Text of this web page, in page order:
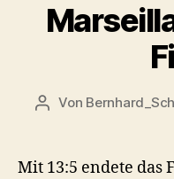
Beitragsautor
Von
Mit 13:5 endete das